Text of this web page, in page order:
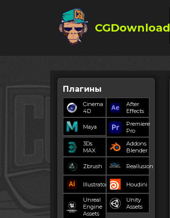
CGDownload
Плагины
Cinema
4D
After
Effects
Maya
Premiere
Pro
3Ds
MAX
Addons
Blender
Zbrush Reallusion
Illustrator Houdini
Unreal
Engine
Assets
Unity
Assets